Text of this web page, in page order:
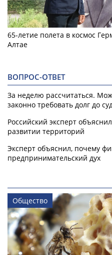
65-летие полета в космос
Алтае
ВОПРОС-ОТВЕТ
За неделю рассчитаться.
законно требовать долг до
Российский эксперт
развитии территорий
Эксперт объяснил, почему
предпринимательский дух
Общество